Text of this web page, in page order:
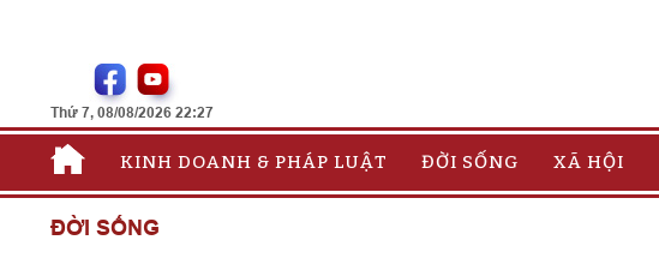
Thứ 7, 08/08/2026 22:27
KINH DOANH & PHÁP LUẬT ĐỜI SỐNG XÃ HỘI
ĐỜI SỐNG